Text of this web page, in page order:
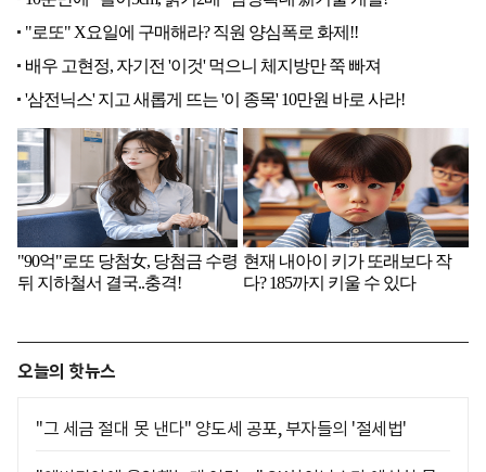
오늘의 핫뉴스
"그 세금 절대 못 낸다" 양도세 공포, 부자들의 '절세법'